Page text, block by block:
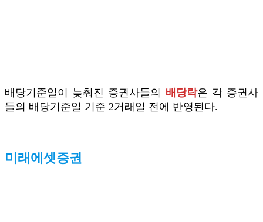
배당기준일이 늦춰진 증권사들의 배당락은 각 증권사
들의 배당기준일 기준 2거래일 전에 반영된다.
미래에셋증권